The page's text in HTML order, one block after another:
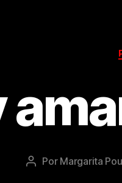
Autor
Por Margarita